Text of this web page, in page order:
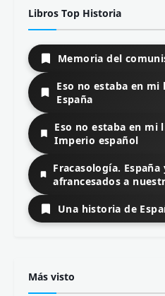
Libros Top Historia
Memoria del
Eso no estaba en
España
Eso no estaba en
Imperio español
Fracasología.
afrancesados a
Una historia de
Más visto